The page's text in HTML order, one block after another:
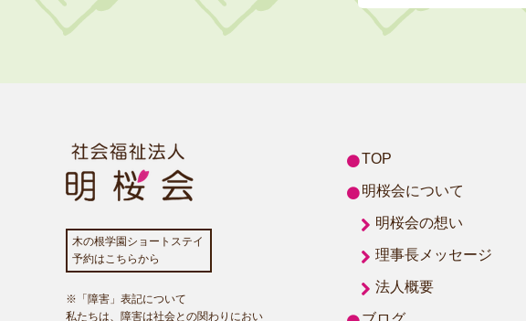
木の根学園ショートステイ
予約はこちらから
※「障害」表記について
私たちは、障害は社会との関わりにおい
TOP
明桜会について
明桜会の想い
理事長メッセージ
法人概要